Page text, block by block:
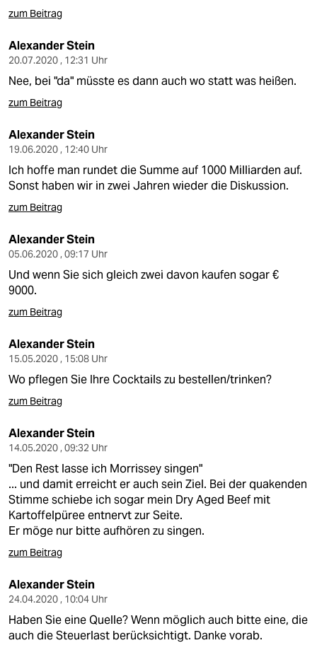
zum Beitrag
Alexander Stein
20.07.2020 , 12:31 Uhr
Nee, bei "da" müsste es dann auch wo statt was heißen.
zum Beitrag
Alexander Stein
19.06.2020 , 12:40 Uhr
Ich hoffe man rundet die Summe auf 1000 Milliarden auf.
Sonst haben wir in zwei Jahren wieder die Diskussion.
zum Beitrag
Alexander Stein
05.06.2020 , 09:17 Uhr
Und wenn Sie sich gleich zwei davon kaufen sogar €
9000.
zum Beitrag
Alexander Stein
15.05.2020 , 15:08 Uhr
Wo pflegen Sie Ihre Cocktails zu bestellen/trinken?
zum Beitrag
Alexander Stein
14.05.2020 , 09:32 Uhr
"Den Rest lasse ich Morrissey singen"
... und damit erreicht er auch sein Ziel. Bei der quakenden
Stimme schiebe ich sogar mein Dry Aged Beef mit
Kartoffelpüree entnervt zur Seite.
Er möge nur bitte aufhören zu singen.
zum Beitrag
Alexander Stein
24.04.2020 , 10:04 Uhr
Haben Sie eine Quelle? Wenn möglich auch bitte eine, die
auch die Steuerlast berücksichtigt. Danke vorab.